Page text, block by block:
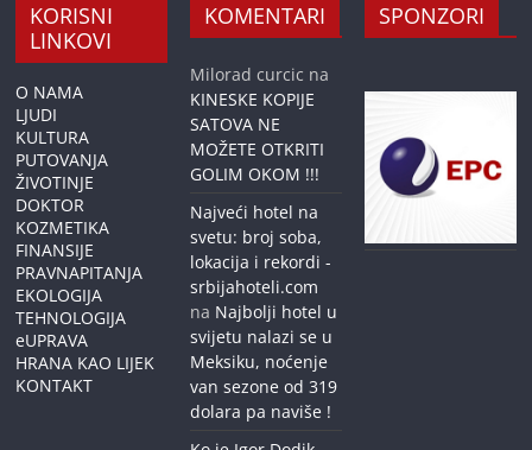
KORISNI
LINKOVI
O NAMA
LJUDI
KULTURA
PUTOVANJA
ŽIVOTINJE
DOKTOR
KOZMETIKA
FINANSIJE
PRAVNAPITANJA
EKOLOGIJA
TEHNOLOGIJA
eUPRAVA
HRANA KAO LIJEK
KONTAKT
KOMENTARI
Milorad curcic na
KINESKE KOPIJE
SATOVA NE
MOŽETE OTKRITI
GOLIM OKOM !!!
Najveći hotel na
svetu: broj soba,
lokacija i rekordi -
srbijahoteli.com
na Najbolji hotel u
svijetu nalazi se u
Meksiku, noćenje
van sezone od 319
dolara pa naviše !
SPONZORI